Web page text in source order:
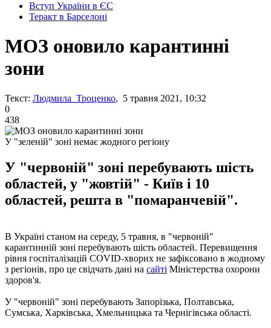
Вступ України в ЄС
Теракт в Барселоні
МОЗ оновило карантинні
зони
Текст: Людмила Троценко, 5 травня 2021, 10:32
0
438
У "зеленій" зоні немає жодного регіону
У "червоній" зоні перебувають шість
областей, у "жовтій" - Київ і 10
областей, решта в "помаранчевій".
В Україні станом на середу, 5 травня, в "червоній"
карантинній зоні перебувають шість областей. Перевищення
рівня госпіталізацій COVID-хворих не зафіксовано в жодному
з регіонів, про це свідчать дані на сайті Міністерства охорони
здоров'я.
У "червоній" зоні перебувають Запорізька, Полтавська,
Сумська, Харківська, Хмельницька та Чернігівська області.